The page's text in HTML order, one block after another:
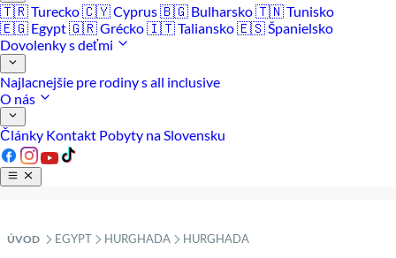
🇹🇷 Turecko🇨🇾 Cyprus🇧🇬 Bulharsko🇹🇳 Tunisko
🇪🇬 Egypt🇬🇷 Grécko🇮🇹 Taliansko🇪🇸 Španielsko
Dovolenky s deťmi
Najlacnejšie pre rodiny s all inclusive
O nás
Články Kontakt Pobyty na Slovensku
ÚVOD »
EGYPT »
HURGHADA »
HURGHADA